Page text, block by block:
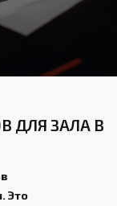
ДЛЯ ЗАЛА В
Это